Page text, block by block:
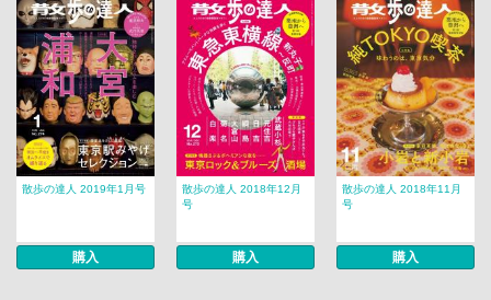
散歩の達人 2019年1月号
購入
散歩の達人 2018年12月
号
購入
散歩の達人 2018年11月
号
購入